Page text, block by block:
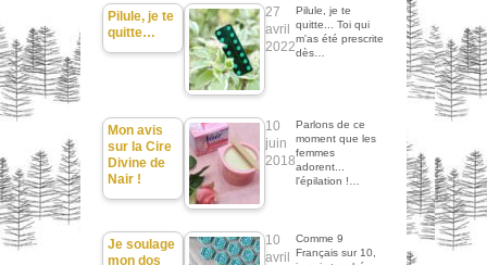
Pilule, je te
quitte…
27
avril
2022
Pilule, je te
quitte... Toi qui
m'as été prescrite
dès…
Mon avis
sur la Cire
Divine de
Nair !
10
juin
2018
Parlons de ce
moment que les
femmes
adorent...
l'épilation !…
Je soulage
mon dos
10
avril
Comme 9
Français sur 10,